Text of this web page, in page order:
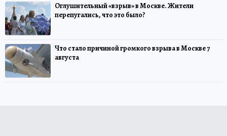
Оглушительный «взрыв» в Москве. Жители
перепугались, что это было?
Что стало причиной громкого взрыва в Москве 7
августа